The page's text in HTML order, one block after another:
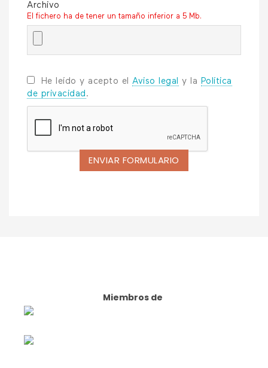
Archivo
El fichero ha de tener un tamaño inferior a 5 Mb.
He leído y acepto el Aviso legal y la Política
de privacidad .
Miembros de